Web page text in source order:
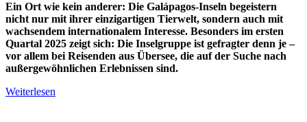
Ein Ort wie kein anderer: Die Galápagos-Inseln begeistern
nicht nur mit ihrer einzigartigen Tierwelt, sondern auch mit
wachsendem internationalem Interesse. Besonders im ersten
Quartal 2025 zeigt sich: Die Inselgruppe ist gefragter denn je –
vor allem bei Reisenden aus Übersee, die auf der Suche nach
außergewöhnlichen Erlebnissen sind.
Weiterlesen